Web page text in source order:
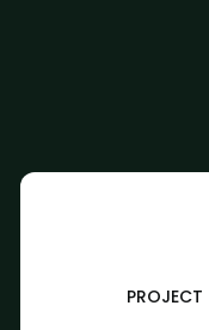
PROJECT